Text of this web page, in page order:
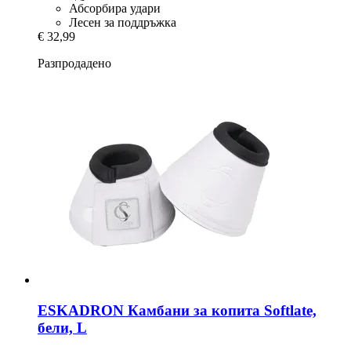
Абсорбира удари
Лесен за поддръжка
€ 32,99
Разпродадено
ESKADRON Камбани за копита Softlate,
бели, L